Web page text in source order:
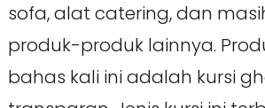
sofa, alat catering, dan
produk-produk lainnya.
bahas kali ini adalah kursi